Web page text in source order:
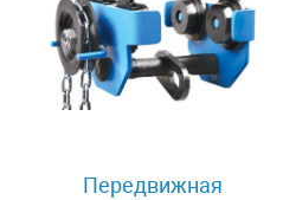
Передвижная